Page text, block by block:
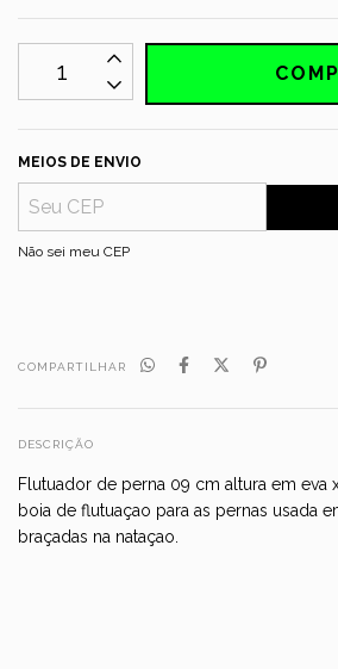
MEIOS DE ENVIO
Não sei meu CEP
COMPARTILHAR
DESCRIÇÃO
Flutuador de perna 09 cm altura em eva
boia de flutuaçao para as pernas usada
braçadas na nataçao.